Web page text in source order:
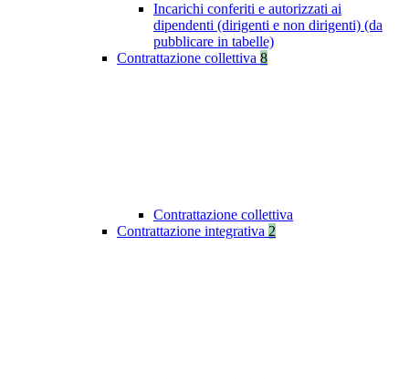
Incarichi conferiti e autorizzati ai
dipendenti (dirigenti e non dirigenti) (da
pubblicare in tabelle)
Contrattazione collettiva 8
Contrattazione collettiva
Contrattazione integrativa 2